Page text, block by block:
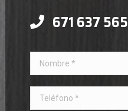
671 637 565